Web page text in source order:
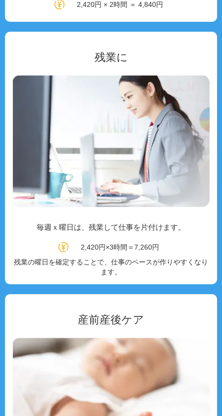
2,420円 × 2時間 ＝ 4,840円
残業に
毎週ｘ曜日は、残業して仕事を片付けます。
2,420円×3時間＝7,260円
残業の曜日を確定することで、仕事のペースが作りやすくなり
ます。
産前産後ケア